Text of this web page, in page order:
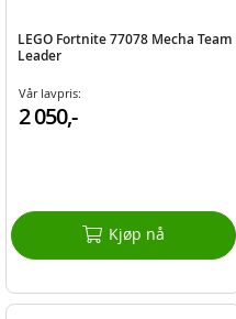
LEGO Fortnite 77078 Mecha Team
Leader
Vår lavpris:
2 050,-
Kjøp nå